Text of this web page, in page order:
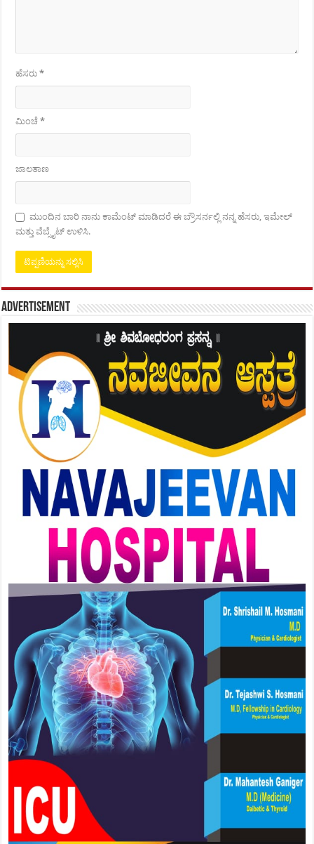
ಹೆಸರು*
ಮಿಂಚೆ*
ಜಾಲತಾಣ
ಮುಂದಿನ ಬಾರಿ ನಾನು ಕಾಮೆಂಟ್ ಮಾಡಿದರೆ ಈ ಬ್ರೌಸರ್ನಲ್ಲಿ ನನ್ನ ಹೆಸರು, ಇಮೇಲ್
ಮತ್ತು ವೆಬ್ಸೈಟ್ ಉಳಿಸಿ.
Advertisement